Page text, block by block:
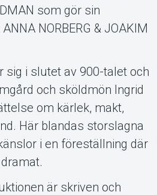
Tickster
som gör sin
NORBERG & JOAKIM
sig i slutet av 900-talet och
och sköldmön Ingrid
om kärlek, makt,
Här blandas storslagna
i en föreställning där
är skriven och